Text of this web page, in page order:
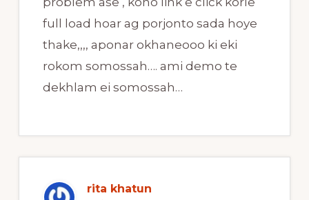
full load hoar ag porjonto sada hoye
thake,,,, aponar okhaneooo ki eki
rokom somossah…. ami demo te
dekhlam ei somossah…
rita khatun